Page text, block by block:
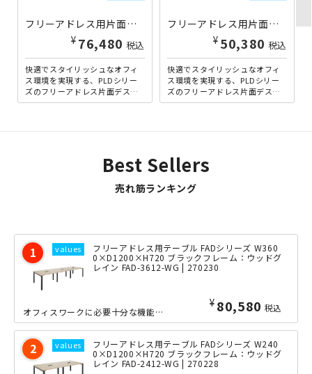
フリーアドレス用片面デスク PLDシリーズ W3600×D700×H720 ブラック×ウッドグレイン PLD-3607S-BWG | 270394
¥ 76,480 税込
快適でスタイリッシュなオフィ
ス環境を実現する、PLDシリー
ズのフリーアドレス片面デスク
の幅3600mmタイプです。PLD
フリーアドレス用片面デスク PLDシリーズ W2400×D700×H720 ブラック×ウッドグレイン PLD-2407S-BWG | 270392
¥ 50,380 税込
快適でスタイリッシュなオフィ
ス環境を実現する、PLDシリー
ズのフリーアドレス片面デスク
の幅2400mmタイプです。PLD
Best Sellers
売れ筋ランキング
フリーアドレス用テーブル FADシリーズ W360
0×D1200×H720 ブラックフレーム：ウッドグ
レイン FAD-3612-WG | 270230
¥ 80,580 税込
オフィスワークに必要十分な機能性を備えながら驚きのロープライスを実現した、当店オ...
フリーアドレス用テーブル FADシリーズ W240
0×D1200×H720 ブラックフレーム：ウッドグ
レイン FAD-2412-WG | 270228